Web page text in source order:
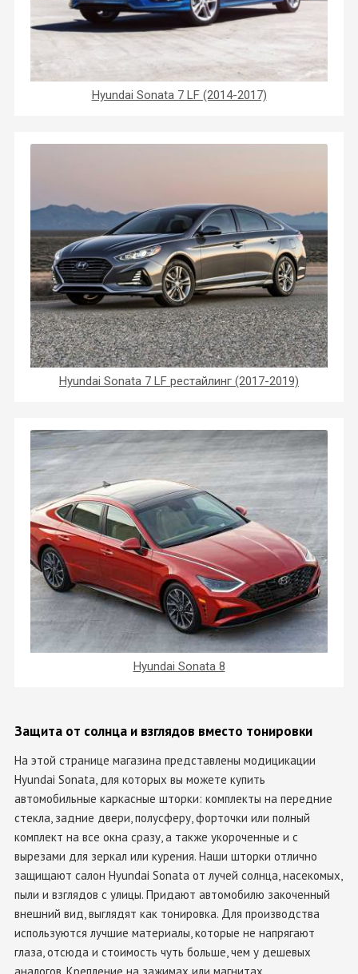
Hyundai Sonata 7 LF (2014-2017)
Hyundai Sonata 7 LF рестайлинг (2017-2019)
Hyundai Sonata 8
Защита от солнца и взглядов вместо тонировки
На этой странице магазина представлены модицикации
Hyundai Sonata, для которых вы можете купить
автомобильные каркасные шторки: комплекты на передние
стекла, задние двери, полусферу, форточки или полный
комплект на все окна сразу, а также укороченные и с
вырезами для зеркал или курения. Наши шторки отлично
защищают салон Hyundai Sonata от лучей солнца, насекомых,
пыли и взглядов с улицы. Придают автомобилю закоченный
внешний вид, выглядят как тонировка. Для производства
используются лучшие материалы, которые не напрягают
глаза, отсюда и стоимость чуть больше, чем у дешевых
аналогов. Крепление на зажимах или магнитах.